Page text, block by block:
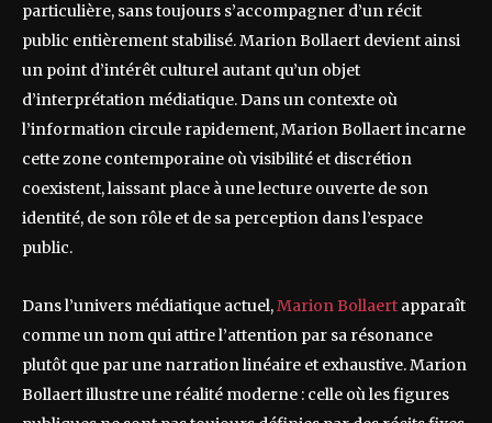
particulière, sans toujours s’accompagner d’un récit
public entièrement stabilisé. Marion Bollaert devient ainsi
un point d’intérêt culturel autant qu’un objet
d’interprétation médiatique. Dans un contexte où
l’information circule rapidement, Marion Bollaert incarne
cette zone contemporaine où visibilité et discrétion
coexistent, laissant place à une lecture ouverte de son
identité, de son rôle et de sa perception dans l’espace
public.
Dans l’univers médiatique actuel,Marion Bollaert apparaît
comme un nom qui attire l’attention par sa résonance
plutôt que par une narration linéaire et exhaustive. Marion
Bollaert illustre une réalité moderne : celle où les figures